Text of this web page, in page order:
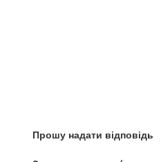
Прошу надати відповідь